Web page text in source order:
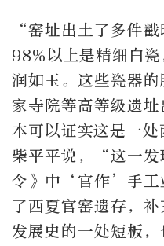
“窑址出土了多件
98%以上是精细白
润如玉。这些瓷器
家寺院等高等级遗
本可以证实这是一
柴平平说，“这一发
令》中‘官作’手工
了西夏官窑遗存，
发展史的一处短板